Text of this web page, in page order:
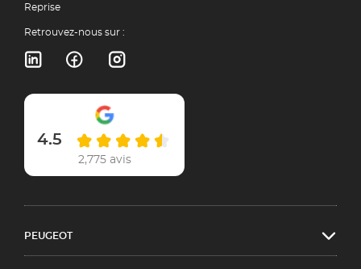
Reprise
Retrouvez-nous sur :
4.5
2,775 avis
PEUGEOT